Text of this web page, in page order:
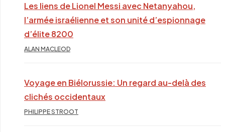
Les liens de Lionel Messi avec Netanyahou,
l’armée israélienne et son unité d’espionnage
d’élite 8200
ALAN MACLEOD
Voyage en Biélorussie: Un regard au-delà des
clichés occidentaux
PHILIPPE STROOT